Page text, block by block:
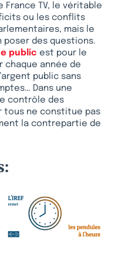
TV, le véritable
ou les conflits
mais le
poser des questions.
public est pour le
chaque année de
public sans
Dans une
contrôle des
tous ne constitue pas
la contrepartie de